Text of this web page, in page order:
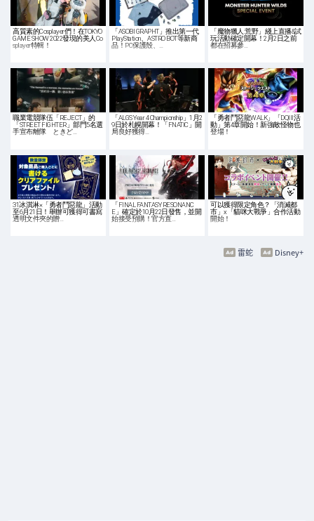
高質素的Cosplayer們！在TOKYO
GAME SHOW 2022發現的美人Co
splayer特輯！
「ASOBI GRAPHT」推出第一代
PlayStation、ASTRO BOT等新商
品！PC保護殼、…
「魔物獵人:荒野」綫上直播&試
玩活動確定開幕！2月2日之前
都在招募參…
職業電競隊伍「REJECT」的
「STREET FIGHTER」部門5名選
手宣布離隊 ときど…
「ALGS Year 4 Championship」1月2
9日於札幌開幕！「FNATIC」開
局良好獲得…
「勇者鬥惡龍WALK」「DQIII活
動」第4章開始！新強敵怪物也
登場！
31冰淇淋×「勇者鬥惡龍」活動
至6月21日！舉辦可獲得可書寫
透明文件夾的贈…
「FINAL FANTASY RESONANC
E」確定於10月22日發售，並開
始接受預購！官方直…
可以獲得限定角色？「消滅都
市」x「貓咪大戰爭」合作活動
開始！
Disney+
雷蛇